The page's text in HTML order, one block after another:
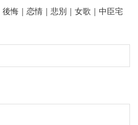
悔｜恋情｜悲別｜女歌｜中臣宅